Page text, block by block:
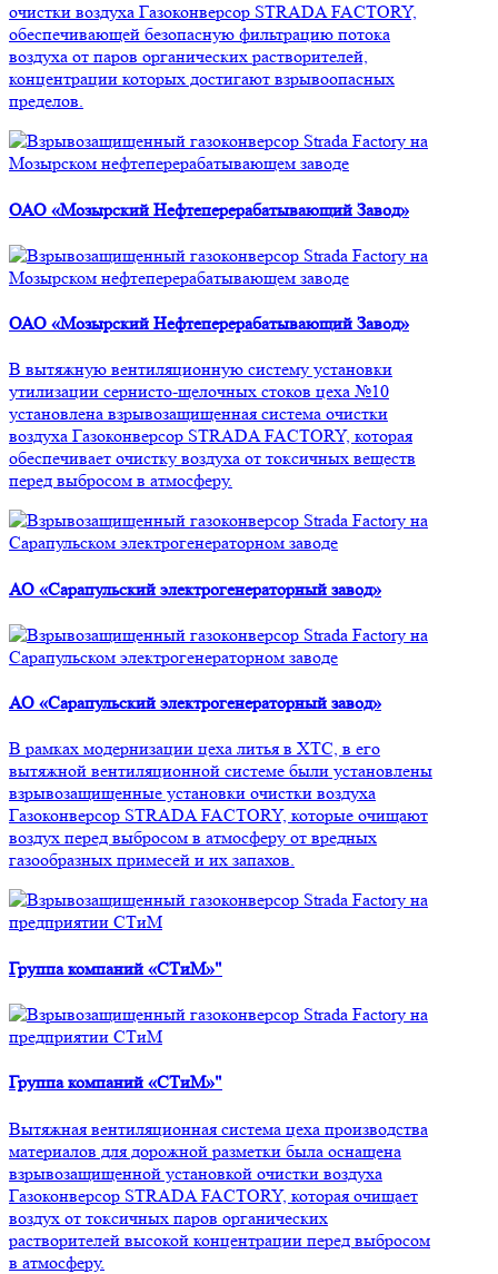
очистки воздуха Газоконверсор STRADA FACTORY,
обеспечивающей безопасную фильтрацию потока
воздуха от паров органических растворителей,
концентрации которых достигают взрывоопасных
пределов.
ОАО «Мозырский Нефтеперерабатывающий Завод»
ОАО «Мозырский Нефтеперерабатывающий Завод»
В вытяжную вентиляционную систему установки
утилизации сернисто-щелочных стоков цеха №10
установлена взрывозащищенная система очистки
воздуха Газоконверсор STRADA FACTORY, которая
обеспечивает очистку воздуха от токсичных веществ
перед выбросом в атмосферу.
АО «Сарапульский электрогенераторный завод»
АО «Сарапульский электрогенераторный завод»
В рамках модернизации цеха литья в ХТС, в его
вытяжной вентиляционной системе были установлены
взрывозащищенные установки очистки воздуха
Газоконверсор STRADA FACTORY, которые очищают
воздух перед выбросом в атмосферу от вредных
газообразных примесей и их запахов.
Группа компаний «СТиМ»"
Группа компаний «СТиМ»"
Вытяжная вентиляционная система цеха производства
материалов для дорожной разметки была оснащена
взрывозащищенной установкой очистки воздуха
Газоконверсор STRADA FACTORY, которая очищает
воздух от токсичных паров органических
растворителей высокой концентрации перед выбросом
в атмосферу.